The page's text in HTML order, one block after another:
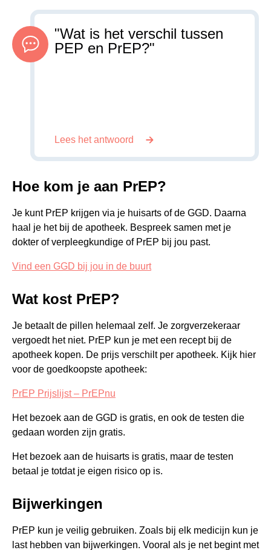
"Wat is het verschil tussen
PEP en PrEP?"
Lees het antwoord
Hoe kom je aan PrEP?
Je kunt PrEP krijgen via je huisarts of de GGD. Daarna
haal je het bij de apotheek. Bespreek samen met je
dokter of verpleegkundige of PrEP bij jou past.
Vind een GGD bij jou in de buurt
Wat kost PrEP?
Je betaalt de pillen helemaal zelf. Je zorgverzekeraar
vergoedt het niet. PrEP kun je met een recept bij de
apotheek kopen. De prijs verschilt per apotheek. Kijk hier
voor de goedkoopste apotheek:
PrEP Prijslijst – PrEPnu
Het bezoek aan de GGD is gratis, en ook de testen die
gedaan worden zijn gratis.
Het bezoek aan de huisarts is gratis, maar de testen
betaal je totdat je eigen risico op is.
Bijwerkingen
PrEP kun je veilig gebruiken. Zoals bij elk medicijn kun je
last hebben van bijwerkingen. Vooral als je net begint met